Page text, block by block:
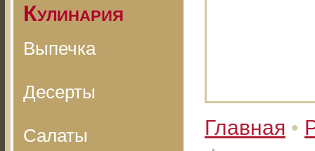
Кулинария
Выпечка
Десерты
Салаты Главная •